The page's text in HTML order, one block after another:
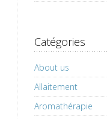
Catégories
About us
Allaitement
Aromathérapie